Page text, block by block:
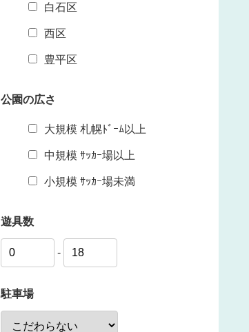
白石区
西区
豊平区
公園の広さ
大規模 札幌ﾄﾞｰﾑ以上
中規模 ｻｯｶｰ場以上
小規模 ｻｯｶｰ場未満
遊具数
-
駐車場